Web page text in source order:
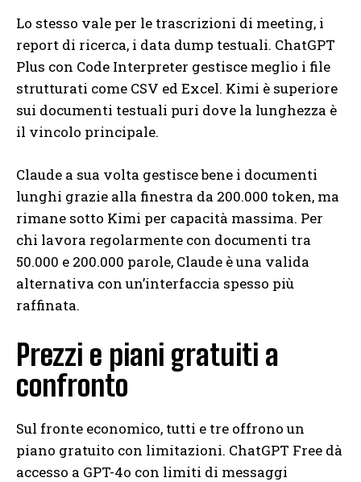
Lo stesso vale per le trascrizioni di meeting, i
report di ricerca, i data dump testuali. ChatGPT
Plus con Code Interpreter gestisce meglio i file
strutturati come CSV ed Excel. Kimi è superiore
sui documenti testuali puri dove la lunghezza è
il vincolo principale.
Claude a sua volta gestisce bene i documenti
lunghi grazie alla finestra da 200.000 token, ma
rimane sotto Kimi per capacità massima. Per
chi lavora regolarmente con documenti tra
50.000 e 200.000 parole, Claude è una valida
alternativa con un’interfaccia spesso più
raffinata.
Prezzi e piani gratuiti a
confronto
Sul fronte economico, tutti e tre offrono un
piano gratuito con limitazioni. ChatGPT Free dà
accesso a GPT-4o con limiti di messaggi